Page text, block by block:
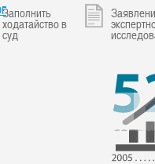
Заполнить
ходатайство в
суд